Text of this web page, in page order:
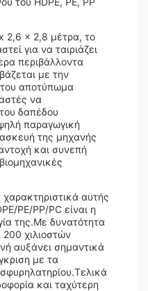
2,6 x 2,8 μέτρα, το
για να ταιριάζει
περιβάλλοντα
με την
αποτύπωμα
να
δαπέδου
παραγωγική
της μηχανής
και συνεπή
αυτής
PE/PP/PC είναι η
της.Με δυνατότητα
χιλιοστών
αυξάνει σημαντικά
με τα
και ταχύτερη